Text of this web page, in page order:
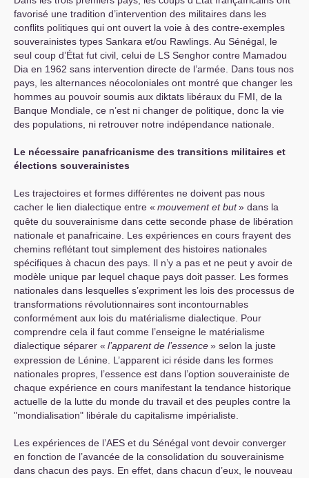
favorisé une tradition d’intervention des militaires dans les
conflits politiques qui ont ouvert la voie à des contre-exemples
souverainistes types Sankara et/ou Rawlings. Au Sénégal, le
seul coup d’État fut civil, celui de LS Senghor contre Mamadou
Dia en 1962 sans intervention directe de l’armée. Dans tous nos
pays, les alternances néocoloniales ont montré que changer les
hommes au pouvoir soumis aux diktats libéraux du FMI , de la
Banque Mondiale, ce n’est ni changer de politique, donc la vie
des populations, ni retrouver notre indépendance nationale.
Le nécessaire panafricanisme des transitions militaires et
élections souverainistes
Les trajectoires et formes différentes ne doivent pas nous
cacher le lien dialectique entre « mouvement et but» dans la
quête du souverainisme dans cette seconde phase de libération
nationale et panafricaine. Les expériences en cours frayent des
chemins reflétant tout simplement des histoires nationales
spécifiques à chacun des pays. Il n’y a pas et ne peut y avoir de
modèle unique par lequel chaque pays doit passer. Les formes
nationales dans lesquelles s’expriment les lois des processus de
transformations révolutionnaires sont incontournables
conformément aux lois du matérialisme dialectique. Pour
comprendre cela il faut comme l’enseigne le matérialisme
dialectique séparer « l’apparent de l’essence» selon la juste
expression de Lénine. L’apparent ici réside dans les formes
nationales propres, l’essence est dans l’option souverainiste de
chaque expérience en cours manifestant la tendance historique
actuelle de la lutte du monde du travail et des peuples contre la
"mondialisation" libérale du capitalisme impérialiste.
Les expériences de l’AES et du Sénégal vont devoir converger
en fonction de l’avancée de la consolidation du souverainisme
dans chacun des pays. En effet, dans chacun d’eux, le nouveau